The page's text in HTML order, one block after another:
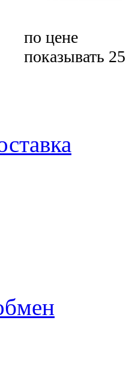
по цене
показывать 25